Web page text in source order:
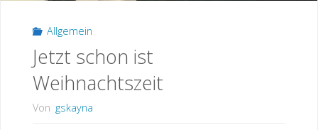
Allgemein
Jetzt schon ist
Weihnachtszeit
Von gskayna